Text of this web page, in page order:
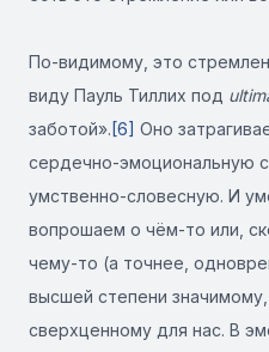
По-видимому, это
виду Пауль Тиллих под
заботой». [6] Оно
сердечно-эмоциональную
умственно-словесную. И
вопрошаем о чём-то или,
чему-то (а точнее,
высшей степени
сверхценному для нас. В